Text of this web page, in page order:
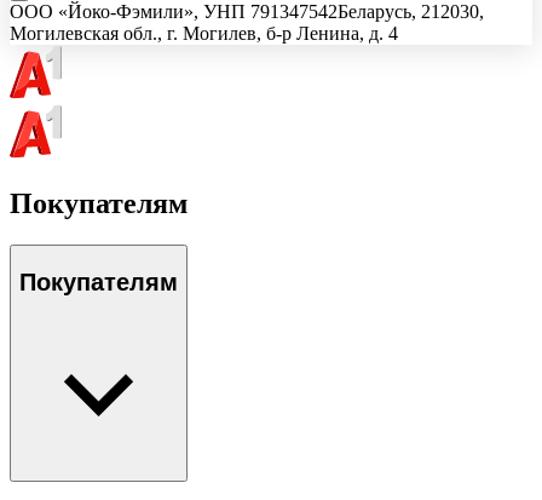
ООО «Йоко-Фэмили», УНП 791347542Беларусь, 212030,
Могилевская обл., г. Могилев, б-р Ленина, д. 4
Покупателям
Покупателям